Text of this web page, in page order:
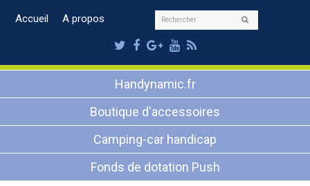
Accueil A propos Rechercher
Twitter
Facebook
Google
Plus
Youtube
RSS
Handynamic.fr
Boutique d'accessoires
Camping-car handicap
Fonds de dotation Push